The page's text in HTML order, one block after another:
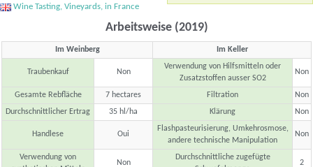
Wine Tasting, Vineyards, in France
Arbeitsweise (2019)
Im Weinberg Im Keller
Traubenkauf Non
Verwendung von Hilfsmitteln oder
Zusatzstoffen ausser SO2
Non
Gesamte Rebfläche 7 hectares Filtration
Non
Durchschnittlicher Ertrag
35 hl/ha Klärung Non
Handlese Oui
Flashpasteurisierung, Umkehrosmose,
andere technische Manipulation
Non
Verwendung von
Non
Durchschnittliche zugefügte
2